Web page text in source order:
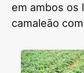
em ambos os
camaleão